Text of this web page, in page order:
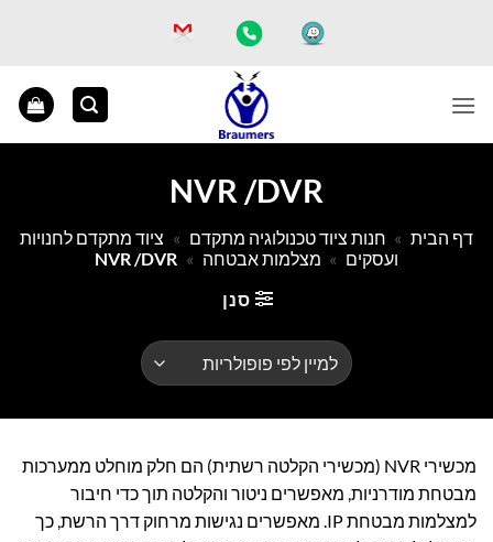
NVR /DVR
דף הבית » חנות ציוד טכנולוגיה מתקדם » ציוד מתקדם לחנויות
ועסקים » מצלמות אבטחה »
NVR /DVR
סנן
מכשירי NVR (מכשירי הקלטה רשתית) הם חלק מוחלט ממערכות
מבטחת מודרניות, מאפשרים ניטור והקלטה תוך כדי חיבור
למצלמות מבטחת IP. מאפשרים נגישות מרחוק דרך הרשת, כך